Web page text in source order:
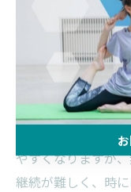
このように、それ
せず安全に長く動
の使い方を意識し
大人女性が無理な
年齢を重ねるごと
やすくなりますが
継続が難しく、時